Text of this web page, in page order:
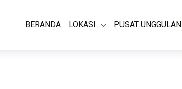
BERANDA LOKASI PUSAT UNGGULAN